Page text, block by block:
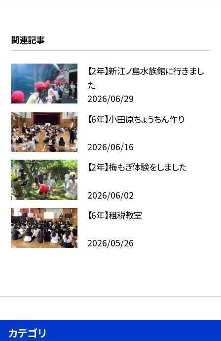
関連記事
【2年】新江ノ島水族館に行きまし
た
2026/06/29
【6年】小田原ちょうちん作り
2026/06/16
【2年】梅もぎ体験をしました
2026/06/02
【6年】租税教室
2026/05/26
カテゴリ